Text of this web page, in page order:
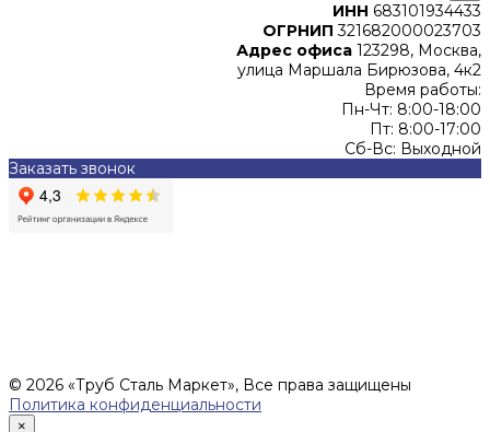
ИНН 683101934433
ОГРНИП 321682000023703
Адрес офиса 123298, Москва,
улица Маршала Бирюзова, 4к2
Время работы:
Пн-Чт: 8:00-18:00
Пт: 8:00-17:00
Сб-Вс: Выходной
Заказать звонок
© 2026 «Труб Сталь Маркет», Все права защищены
Политика конфиденциальности
×